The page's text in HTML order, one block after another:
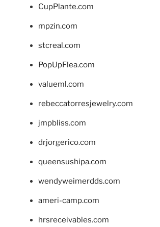
CupPlante.com
mpzin.com
stcreal.com
PopUpFlea.com
valueml.com
rebeccatorresjewelry.com
jmpbliss.com
drjorgerico.com
queensushipa.com
wendyweimerdds.com
ameri-camp.com
hrsreceivables.com